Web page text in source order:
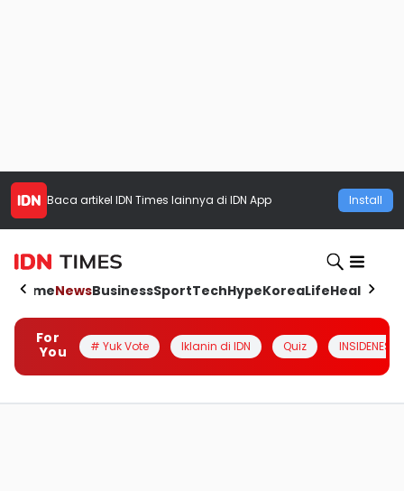
Baca artikel IDN Times lainnya di IDN App Install
HomeNewsBusinessSportTechHypeKoreaLifeHealth
For
You
# Yuk Vote Iklanin di IDN Quiz INSIDENESIA